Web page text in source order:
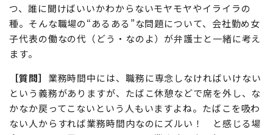
つ、誰に聞けばいいかわからないモヤモヤやイライラの
種。そんな職場の“あるある”な問題について、会社勤め女
子代表の働なの代（どう・なのよ）が弁護士と一緒に考え
ます。
［質問］ 業務時間中には、職務に専念しなければいけない
という義務がありますが、たばこ休憩などで席を外し、な
かなか戻ってこないという人もいますよね。たばこを吸わ
ない人からすれば業務時間内なのにズルい！ と感じる場